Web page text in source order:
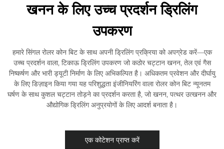
खनन के लिए उच्च प्रदर्शन ड्रिलिंग
उपकरण
हमारे सिंगल रोलर कोन बिट के साथ अपनी ड्रिलिंग प्रक्रिया को अपग्रेड करें—एक
उच्च प्रदर्शन वाला, टिकाऊ ड्रिलिंग उपकरण जो कठोर चट्टान खनन, तेल एवं गैस
निष्कर्षण और भारी ड्यूटी निर्माण के लिए अभिकल्पित है। अधिकतम प्रवेशन और दीर्घायु
के लिए डिज़ाइन किया गया यह परिशुद्धता इंजीनियरिंग वाला रोलर कोन बिट न्यूनतम
घर्षण के साथ कुशल चट्टान तोड़ने का प्रदर्शन करता है, जो खनन, पत्थर उत्खनन और
औद्योगिक ड्रिलिंग अनुप्रयोगों के लिए आदर्श बनाता है।
एक कोटेशन प्राप्त करें